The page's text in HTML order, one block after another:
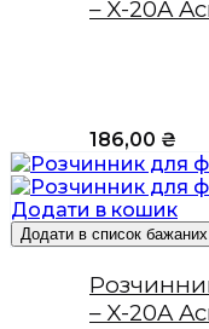
– X-20A
186,00 ₴
Додати в кошик
Додати в список бажаних
– X-20A